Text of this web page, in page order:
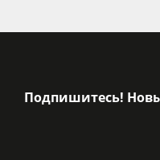
Подпишитесь!